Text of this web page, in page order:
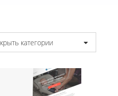
категории